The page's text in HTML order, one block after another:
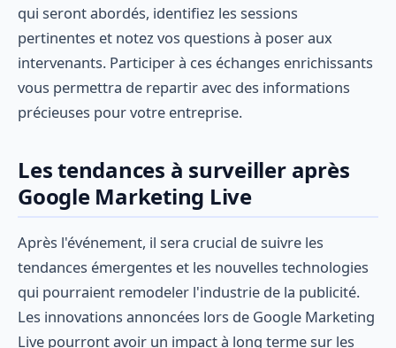
qui seront abordés, identifiez les sessions
pertinentes et notez vos questions à poser aux
intervenants. Participer à ces échanges enrichissants
vous permettra de repartir avec des informations
précieuses pour votre entreprise.
Les tendances à surveiller après
Google Marketing Live
Après l'événement, il sera crucial de suivre les
tendances émergentes et les nouvelles technologies
qui pourraient remodeler l'industrie de la publicité.
Les innovations annoncées lors de Google Marketing
Live pourront avoir un impact à long terme sur les